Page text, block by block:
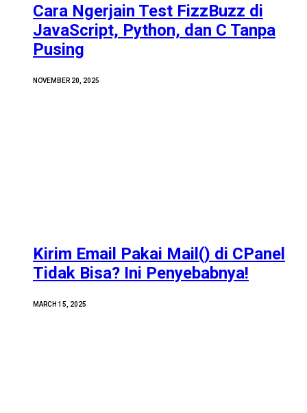
Cara Ngerjain Test FizzBuzz di
JavaScript, Python, dan C Tanpa
Pusing
NOVEMBER 20, 2025
Kirim Email Pakai Mail() di CPanel
Tidak Bisa? Ini Penyebabnya!
MARCH 15, 2025